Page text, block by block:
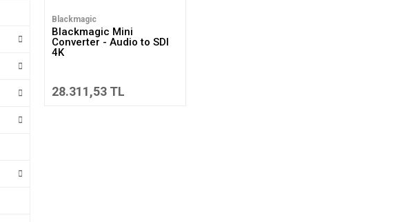
Blackmagic
Blackmagic Mini
Converter - Audio to SDI
4K
28.311,53 TL